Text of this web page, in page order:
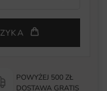
POWYŻEJ 500 ZŁ
DOSTAWA GRATIS